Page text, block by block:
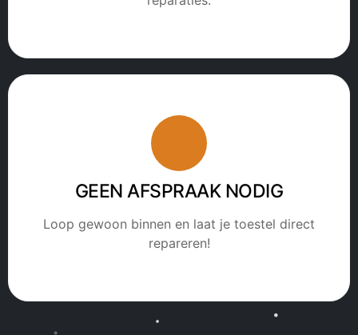
GEEN AFSPRAAK NODIG
Loop gewoon binnen en laat je toestel direct
repareren!